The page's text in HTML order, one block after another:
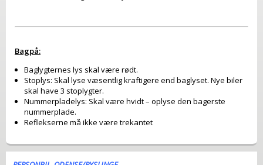
Bagpå:
Baglygternes lys skal være rødt.
Stoplys: Skal lyse væsentlig kraftigere end baglyset. Nye biler
skal have 3 stoplygter.
Nummerpladelys: Skal være hvidt – oplyse den bagerste
nummerplade.
Reflekserne må ikke være trekantet